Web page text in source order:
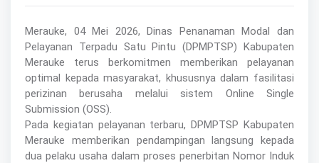
Merauke, 04 Mei 2026, Dinas Penanaman Modal dan
Pelayanan Terpadu Satu Pintu (DPMPTSP) Kabupaten
Merauke terus berkomitmen memberikan pelayanan
optimal kepada masyarakat, khususnya dalam fasilitasi
perizinan berusaha melalui sistem Online Single
Submission (OSS).
Pada kegiatan pelayanan terbaru, DPMPTSP Kabupaten
Merauke memberikan pendampingan langsung kepada
dua pelaku usaha dalam proses penerbitan Nomor Induk